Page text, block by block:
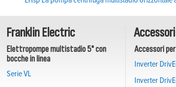
Franklin Electric
Elettropompe multistadio 5" con
bocche in linea
Serie VL
Accessori
Accessori
Inverter
Inverter